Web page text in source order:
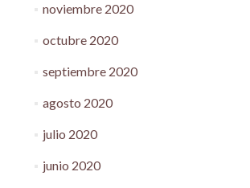
noviembre 2020
octubre 2020
septiembre 2020
agosto 2020
julio 2020
junio 2020